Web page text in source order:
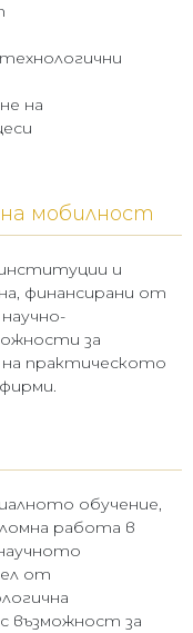
на
мобилност
и
финансирани от
за
на практическото
обучение,
работа в
от
възможност за